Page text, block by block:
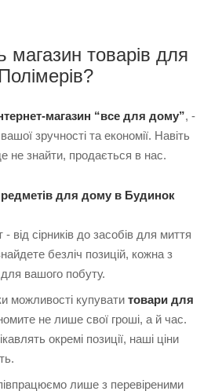
товарів для
магазин “все для дому”, -
зручності та економії. Навіть
не знайти, продається в нас.
для дому в Будинок
від сірників до засобів для миття
безліч позицій, кожна з
вашого побуту.
можливості купувати товари для
не лише свої гроші, а й час.
окремі позиції, наші ціни
лише з перевіреними